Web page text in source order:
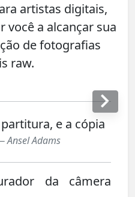
artistas digitais,
você a alcançar sua
de fotografias
raw.
e a cópia
Ansel Adams
da câmera